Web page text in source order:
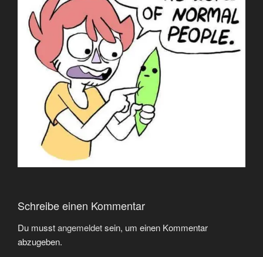
Schreibe einen Kommentar
Du musstangemeldetsein, um einen Kommentar
abzugeben.